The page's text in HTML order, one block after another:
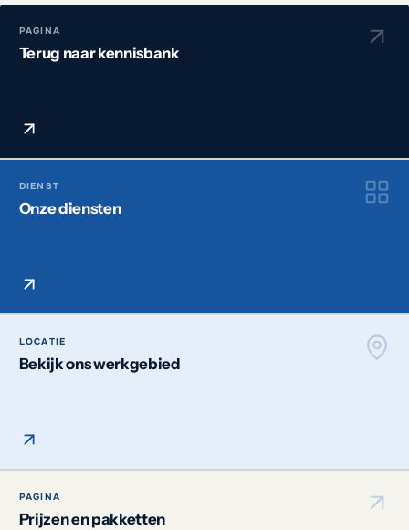
PAGINA
Terug naar kennisbank
DIENST
Onze diensten
LOCATIE
Bekijk ons werkgebied
PAGINA
Prijzen en pakketten